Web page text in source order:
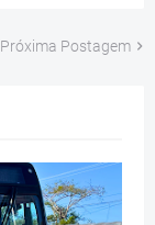
Próxima Postagem